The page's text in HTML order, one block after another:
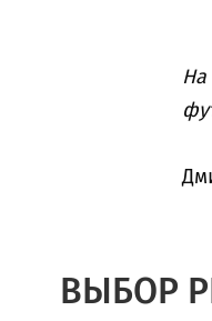
На
ВЫБОР